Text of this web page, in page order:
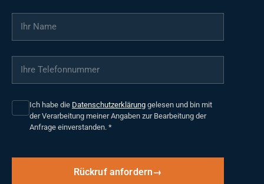
Ihr Name
Ihre Telefonnummer
Ich habe die Datenschutzerklärung gelesen und bin mit
der Verarbeitung meiner Angaben zur Bearbeitung der
Anfrage einverstanden. *
Rückruf anfordern